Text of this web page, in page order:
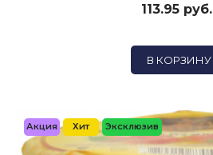
113.95 руб.
В КОРЗИНУ
Акция Хит Эксклюзив